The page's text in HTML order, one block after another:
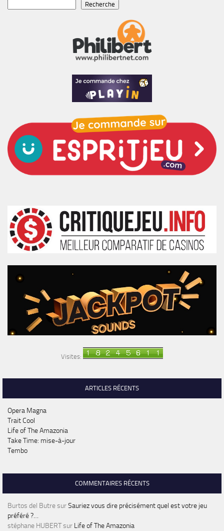
Recherche
Visites:
ARTICLES RÉCENTS
Opera Magna
Trait Cool
Life of The Amazonia
Take Time: mise-à-jour
Tembo
COMMENTAIRES RÉCENTS
Burtos del ButresurSauriez vous dire précisément quel est votre jeu
préféré ?…
stéphane HUBERTsur Life of The Amazonia